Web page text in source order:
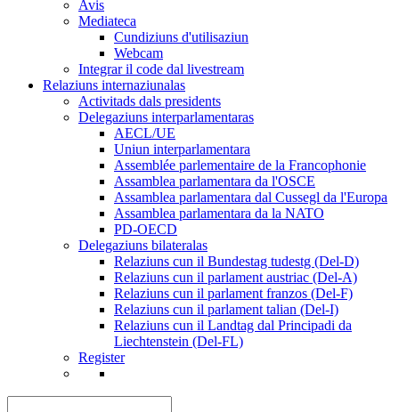
Avis
Mediateca
Cundiziuns d'utilisaziun
Webcam
Integrar il code dal livestream
Relaziuns internaziunalas
Activitads dals presidents
Delegaziuns interparlamentaras
AECL/UE
Uniun interparlamentara
Assemblée parlementaire de la Francophonie
Assamblea parlamentara da l'OSCE
Assamblea parlamentara dal Cussegl da l'Europa
Assamblea parlamentara da la NATO
PD-OECD
Delegaziuns bilateralas
Relaziuns cun il Bundestag tudestg (Del-D)
Relaziuns cun il parlament austriac (Del-A)
Relaziuns cun il parlament franzos (Del-F)
Relaziuns cun il parlament talian (Del-I)
Relaziuns cun il Landtag dal Principadi da
Liechtenstein (Del-FL)
Register